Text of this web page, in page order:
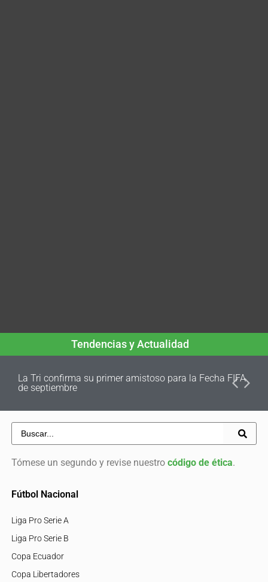
Tendencias y Actualidad
La Tri confirma su primer amistoso para la Fecha FIFA
de septiembre
Tómese un segundo y revise nuestro código de ética.
Fútbol Nacional
Liga Pro Serie A
Liga Pro Serie B
Copa Ecuador
Copa Libertadores